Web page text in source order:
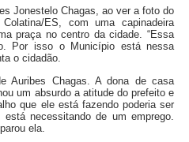
Jonestelo Chagas, ao ver a foto do
ES, com uma capinadeira
praça no centro da cidade. “Essa
Por isso o Município está nessa
o cidadão.
Auribes Chagas. A dona de casa
um absurdo a atitude do prefeito e
que ele está fazendo poderia ser
necessitando de um emprego.
ela.